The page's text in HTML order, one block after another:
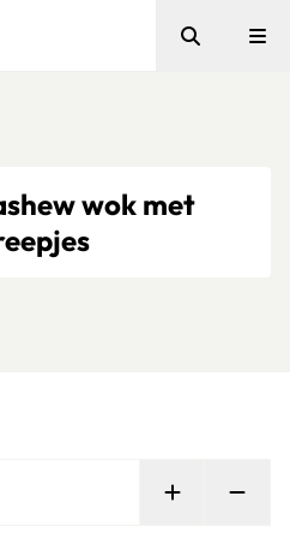
Zoeken
wok met
Persoon